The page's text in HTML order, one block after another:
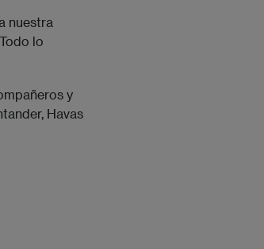
nuestra
lo
y
Havas